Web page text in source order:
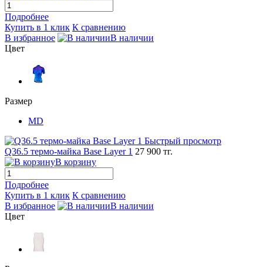
Подробнее
Купить в 1 клик К сравнению
В избранное
В наличии
Цвет
Размер
MD
Быстрый просмотр
Q36.5 термо-майка Base Layer 1 27 900 тг.
В корзину
Подробнее
Купить в 1 клик К сравнению
В избранное
В наличии
Цвет